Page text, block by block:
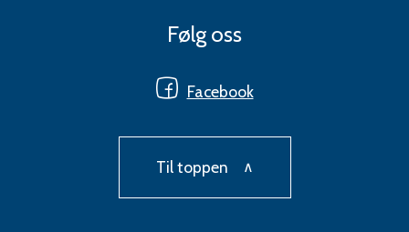
Følg oss
Facebook
Til toppen